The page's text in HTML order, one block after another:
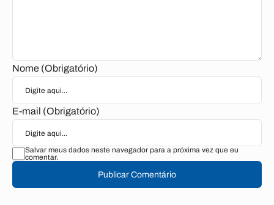
Nome (Obrigatório)
E-mail (Obrigatório)
Salvar meus dados neste navegador para a próxima vez que eu
comentar.
Publicar Comentário